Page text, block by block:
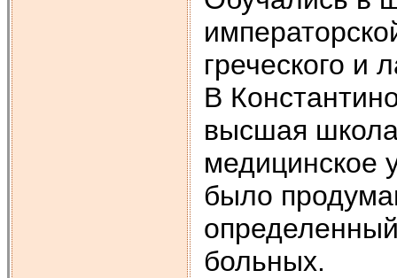
греческого и
В
высшая
медицинское
было
больных.